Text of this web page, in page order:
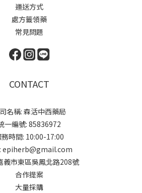
運送方式
處方籤領藥
常見問題
CONTACT
名稱: 森活中西藥局
一編號: 85836972
務時間: 10:00-17:00
epiherb@gmail.com
義市東區吳鳳北路208號
合作提案
大量採購